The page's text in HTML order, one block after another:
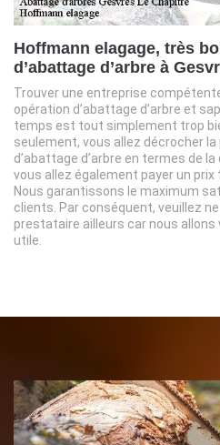
Hoffmann elagage, très
d’abattage d’arbre à
Trouver une entreprise
opération d’abattage d’arbre et
temps est tout simplement trop
seulement, vous allez décrocher
d’abattage d’arbre en termes de
vous allez également payer un
Nous garantissons le maximum
clients. Par conséquent, veuillez
prestataire ailleurs car nous
utile.